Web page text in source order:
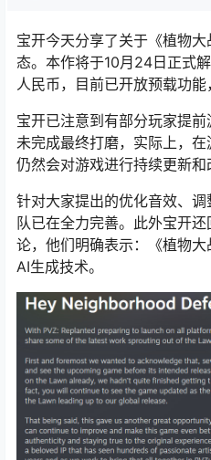
宝开今天分享了关于《植物
态。本作将于10月24日正式
人民币，目前已开放预载功能
宝开已注意到有部分玩家提
未完成最终打磨，实际上，
仍然会对游戏进行持续更新和
针对大家提出的优化音效、
队已在全力完善。此外宝开
论，他们明确表示：《植物
AI生成技术。